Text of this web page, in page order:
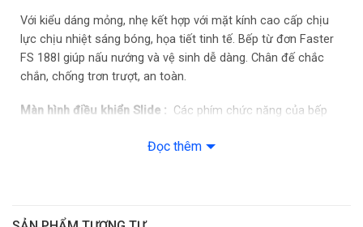
Với kiểu dáng mỏng, nhẹ kết hợp với mặt kính cao cấp chịu
lực chịu nhiệt sáng bóng, họa tiết tinh tế. Bếp từ đơn Faster
FS 188I giúp nấu nướng và vệ sinh dễ dàng. Chân đế chắc
chắn, chống trơn trượt, an toàn.
Màn hình điều khiển Slide : Các phím chức năng của bếp
dụng. Đặc biệt ấn tượng với bảng điều khiển Silde trượt, Hiển
Đa chức năng nấu nướng:
Đọc thêm